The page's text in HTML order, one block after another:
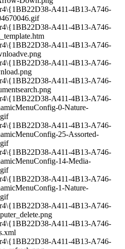
A411-4B13-A746-
A411-4B13-A746-
A411-4B13-A746-
A411-4B13-A746-
A411-4B13-A746-
A411-4B13-A746-
0-Nature-
A411-4B13-A746-
25-Assorted-
A411-4B13-A746-
14-Media-
A411-4B13-A746-
1-Nature-
A411-4B13-A746-
A411-4B13-A746-
A411-4B13-A746-